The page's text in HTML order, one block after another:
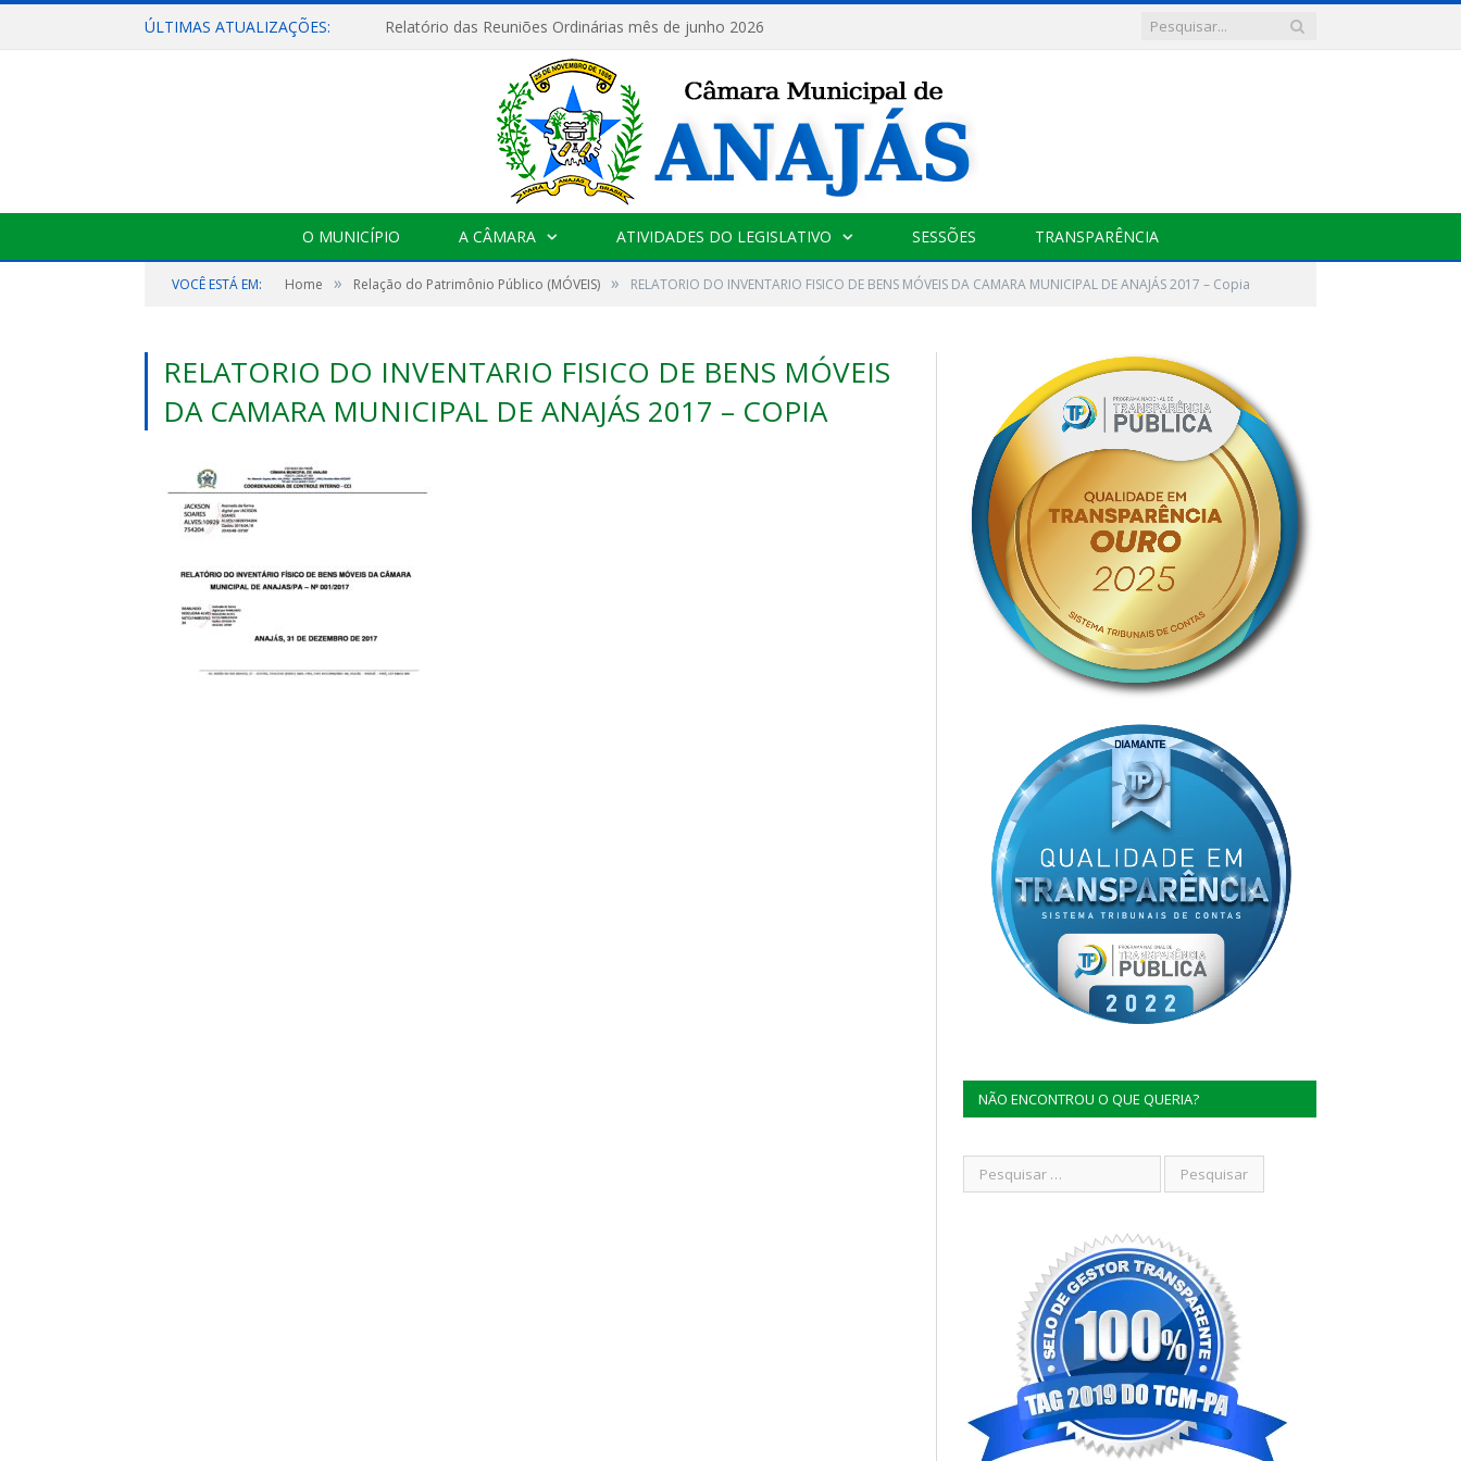
ÚLTIMAS ATUALIZAÇÕES: Relatório das Reuniões Ordinárias mês de junho 2026
O MUNICÍPIO A CÂMARA ATIVIDADES DO LEGISLATIVO SESSÕES TRANSPARÊNCIA
VOCÊ ESTÁ EM: Home » Relação do Patrimônio Público (MÓVEIS) » RELATORIO DO INVENTARIO FISICO DE BENS MÓVEIS DA CAMARA MUNICIPAL DE ANAJÁS 2017 – Copia
RELATORIO DO INVENTARIO FISICO DE BENS MÓVEIS
DA CAMARA MUNICIPAL DE ANAJÁS 2017 – COPIA
NÃO ENCONTROU O QUE QUERIA?